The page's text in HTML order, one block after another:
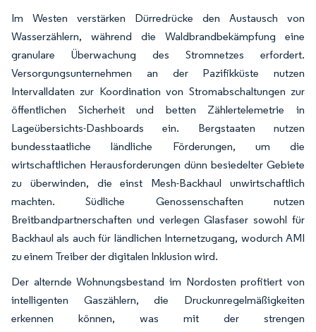
Im Westen verstärken Dürredrücke den Austausch von
Wasserzählern, während die Waldbrandbekämpfung eine
granulare Überwachung des Stromnetzes erfordert.
Versorgungsunternehmen an der Pazifikküste nutzen
Intervalldaten zur Koordination von Stromabschaltungen zur
öffentlichen Sicherheit und betten Zählertelemetrie in
Lageübersichts-Dashboards ein. Bergstaaten nutzen
bundesstaatliche ländliche Förderungen, um die
wirtschaftlichen Herausforderungen dünn besiedelter Gebiete
zu überwinden, die einst Mesh-Backhaul unwirtschaftlich
machten. Südliche Genossenschaften nutzen
Breitbandpartnerschaften und verlegen Glasfaser sowohl für
Backhaul als auch für ländlichen Internetzugang, wodurch AMI
zu einem Treiber der digitalen Inklusion wird.
Der alternde Wohnungsbestand im Nordosten profitiert von
intelligenten Gaszählern, die Druckunregelmäßigkeiten
erkennen können, was mit der strengen